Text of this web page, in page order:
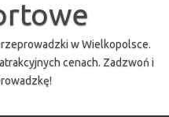
w Wielkopolsce.
cenach. Zadzwoń i